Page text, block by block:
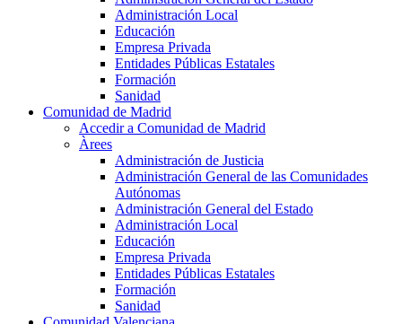
Administración Local
Educación
Empresa Privada
Entidades Públicas Estatales
Formación
Sanidad
Comunidad de Madrid
Accedir a Comunidad de Madrid
Àrees
Administración de Justicia
Administración General de las Comunidades
Autónomas
Administración General del Estado
Administración Local
Educación
Empresa Privada
Entidades Públicas Estatales
Formación
Sanidad